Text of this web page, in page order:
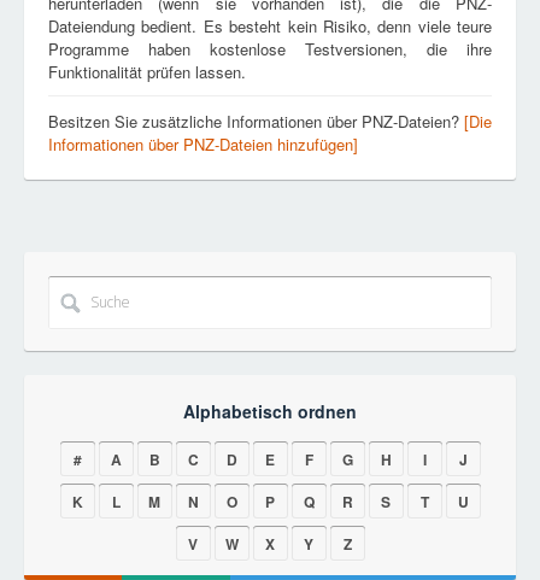
Dateiendung bedient. Es besteht kein Risiko, denn viele teure
Programme haben kostenlose Testversionen, die ihre
Funktionalität prüfen lassen.
Besitzen Sie zusätzliche Informationen über PNZ-Dateien? [Die
Informationen über PNZ-Dateien hinzufügen]
Alphabetisch ordnen
# A B C D E F G H I
J
K
L M N O P Q R S T
U
V
W X Y Z